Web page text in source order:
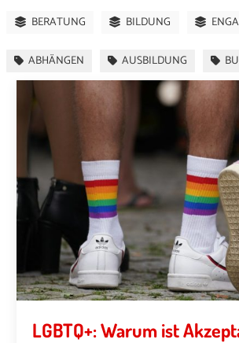
BERATUNG BILDUNG
ABHÄNGEN AUSBILDUNG
LGBTQ+: Warum ist